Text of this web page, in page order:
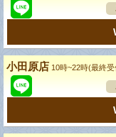
小田原店 10時~22時(最終